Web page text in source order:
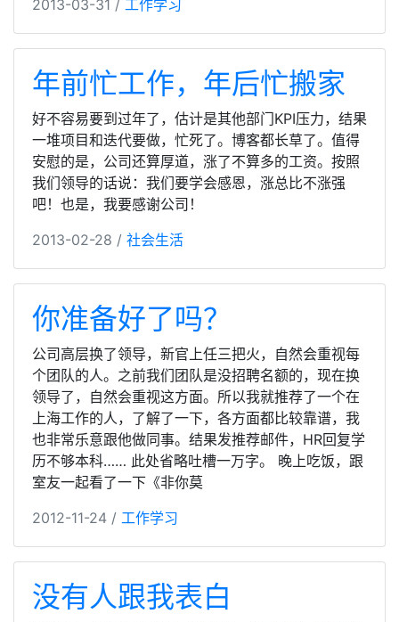
2013-03-31 / 工作学习
年前忙工作，年后忙搬家
好不容易要到过年了，估计是其他部门KPI压力，结果
一堆项目和迭代要做，忙死了。博客都长草了。值得
安慰的是，公司还算厚道，涨了不算多的工资。按照
我们领导的话说：我们要学会感恩，涨总比不涨强
吧！也是，我要感谢公司！
2013-02-28 / 社会生活
你准备好了吗？
公司高层换了领导，新官上任三把火，自然会重视每
个团队的人。之前我们团队是没招聘名额的，现在换
领导了，自然会重视这方面。所以我就推荐了一个在
上海工作的人，了解了一下，各方面都比较靠谱，我
也非常乐意跟他做同事。结果发推荐邮件，HR回复学
历不够本科…… 此处省略吐槽一万字。 晚上吃饭，跟
室友一起看了一下《非你莫
2012-11-24 / 工作学习
没有人跟我表白